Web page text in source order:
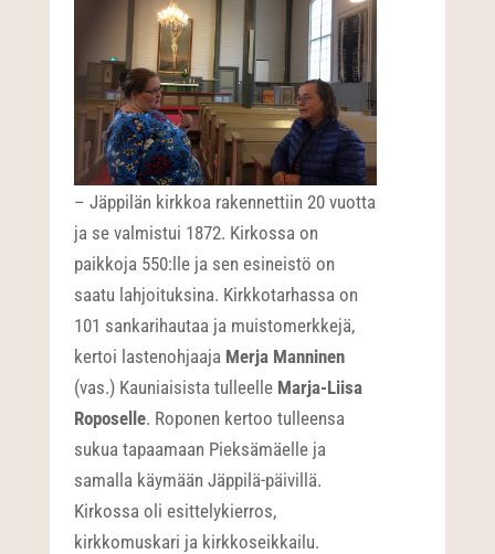
– Jäppilän kirkkoa rakennettiin 20 vuotta
ja se valmistui 1872. Kirkossa on
paikkoja 550:lle ja sen esineistö on
saatu lahjoituksina. Kirkkotarhassa on
101 sankarihautaa ja muistomerkkejä,
kertoi lastenohjaaja Merja Manninen
(vas.) Kauniaisista tulleelle Marja-Liisa
Roposelle. Roponen kertoo tulleensa
sukua tapaamaan Pieksämäelle ja
samalla käymään Jäppilä-päivillä.
Kirkossa oli esittelykierros,
kirkkomuskari ja kirkkoseikkailu.